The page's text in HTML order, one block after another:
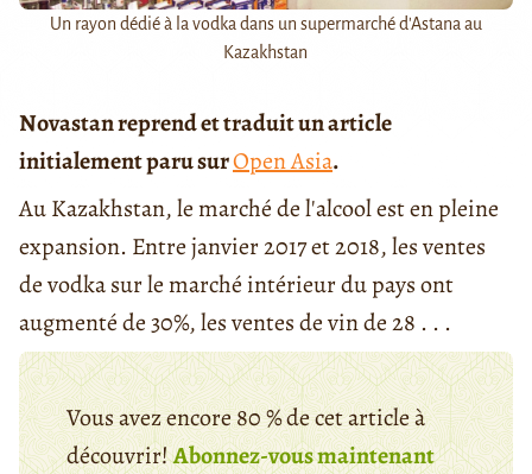
Un rayon dédié à la vodka dans un supermarché d'Astana au
Kazakhstan
Novastan reprend et traduit un article
initialement paru surOpen Asia.
Au Kazakhstan, le marché de l'alcool est en pleine
expansion. Entre janvier 2017 et 2018, les ventes
de vodka sur le marché intérieur du pays ont
augmenté de 30%, les ventes de vin de 28 . . .
Vous avez encore 80 % de cet article à
découvrir!Abonnez-vous maintenant